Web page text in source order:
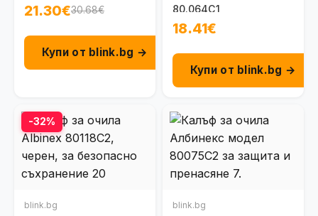
21.30€30.68€
Купи от blink.bg →
80.064C1
18.41€
Купи от blink.bg →
-32%
blink.bg blink.bg